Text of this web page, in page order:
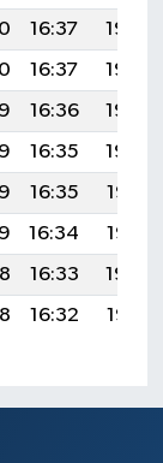
16:37
19:43
16:37
19:42
16:36
19:40
16:35
19:39
16:35
19:37
16:34
19:36
16:33
19:34
16:32 19:33